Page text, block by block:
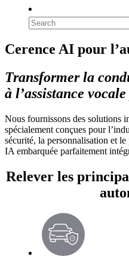
Cerence AI pour
Transformer la
à l’assistance
Nous fournissons des solutions
spécialement conçues pour
sécurité, la personnalisation et
IA embarquée parfaitement
Relever les